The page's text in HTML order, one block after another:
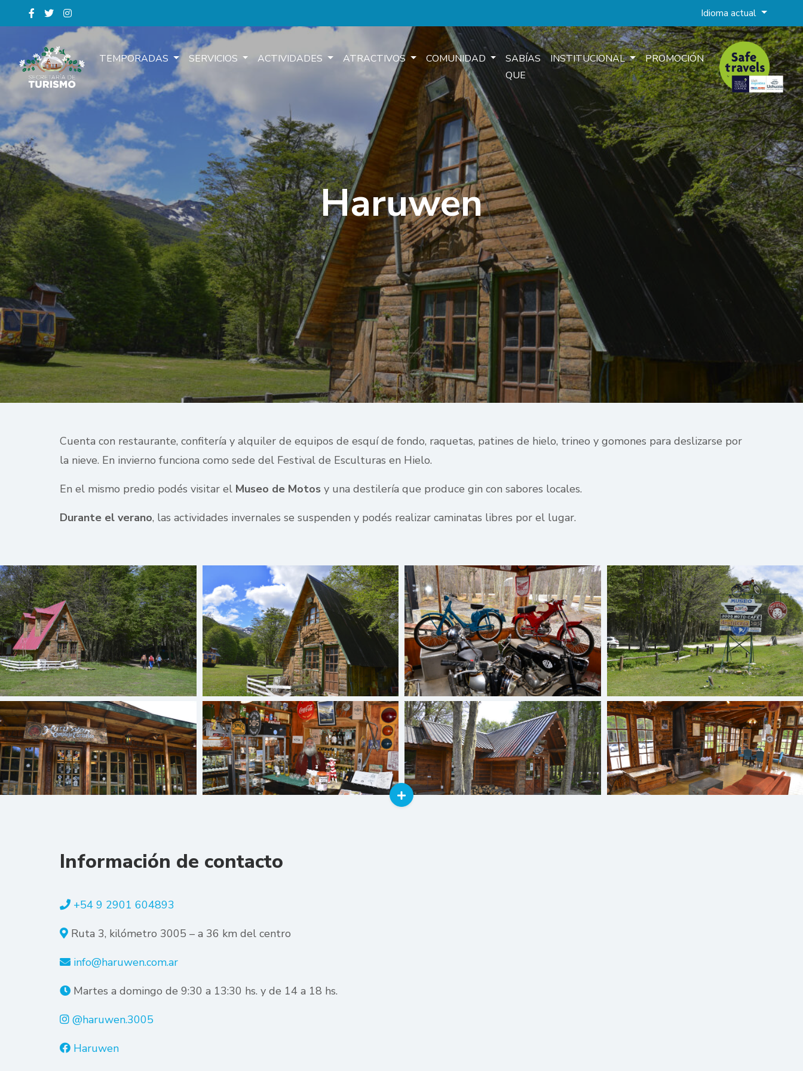
Idioma actual
TEMPORADAS SERVICIOS ACTIVIDADES ATRACTIVOS COMUNIDAD
SABÍAS
QUE
INSTITUCIONAL PROMOCIÓN
Haruwen
Cuenta con restaurante, confitería y alquiler de equipos de esquí de fondo, raquetas, patines de hielo, trineo y gomones para deslizarse por
la nieve. En invierno funciona como sede del Festival de Esculturas en Hielo.
En el mismo predio podés visitar el Museo de Motos y una destilería que produce gin con sabores locales.
Durante el verano, las actividades invernales se suspenden y podés realizar caminatas libres por el lugar.
Información de contacto
+54 9 2901 604893
Ruta 3, kilómetro 3005 – a 36 km del centro
info@haruwen.com.ar
Martes a domingo de 9:30 a 13:30 hs. y de 14 a 18 hs.
@haruwen.3005
Haruwen